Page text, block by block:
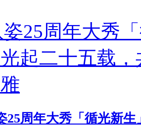
25周年大秀「循光新